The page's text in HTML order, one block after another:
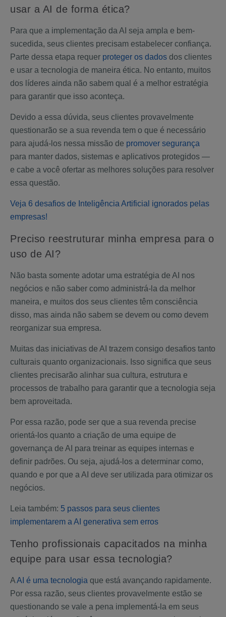
usar a AI de forma ética?
Para que a implementação da AI seja ampla e bem-
sucedida, seus clientes precisam estabelecer confiança.
Parte dessa etapa requer proteger os dados dos clientes
e usar a tecnologia de maneira ética. No entanto, muitos
dos líderes ainda não sabem qual é a melhor estratégia
para garantir que isso aconteça.
Devido a essa dúvida, seus clientes provavelmente
questionarão se a sua revenda tem o que é necessário
para ajudá-los nessa missão de promover segurança
para manter dados, sistemas e aplicativos protegidos —
e cabe a você ofertar as melhores soluções para resolver
essa questão.
Veja 6 desafios de Inteligência Artificial ignorados pelas
empresas!
Preciso reestruturar minha empresa para o
uso de AI?
Não basta somente adotar uma estratégia de AI nos
negócios e não saber como administrá-la da melhor
maneira, e muitos dos seus clientes têm consciência
disso, mas ainda não sabem se devem ou como devem
reorganizar sua empresa.
Muitas das iniciativas de AI trazem consigo desafios tanto
culturais quanto organizacionais. Isso significa que seus
clientes precisarão alinhar sua cultura, estrutura e
processos de trabalho para garantir que a tecnologia seja
bem aproveitada.
Por essa razão, pode ser que a sua revenda precise
orientá-los quanto a criação de uma equipe de
governança de AI para treinar as equipes internas e
definir padrões. Ou seja, ajudá-los a determinar como,
quando e por que a AI deve ser utilizada para otimizar os
negócios.
Leia também: 5 passos para seus clientes
implementarem a AI generativa sem erros
Tenho profissionais capacitados na minha
equipe para usar essa tecnologia?
AAI é uma tecnologia que está avançando rapidamente.
Por essa razão, seus clientes provavelmente estão se
questionando se vale a pena implementá-la em seus